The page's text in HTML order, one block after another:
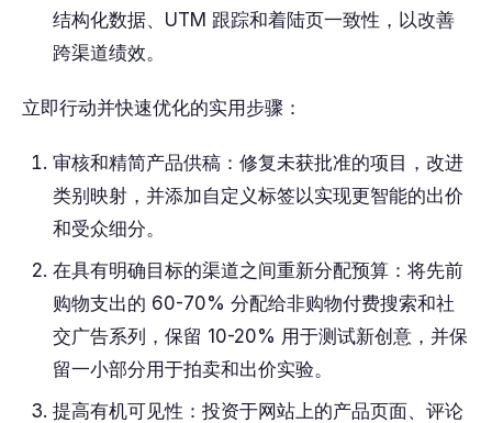
结构化数据、UTM 跟踪和着陆页一致性，以改善
跨渠道绩效。
立即行动并快速优化的实用步骤：
审核和精简产品供稿：修复未获批准的项目，改进
类别映射，并添加自定义标签以实现更智能的出价
和受众细分。
在具有明确目标的渠道之间重新分配预算：将先前
购物支出的 60-70% 分配给非购物付费搜索和社
交广告系列，保留 10-20% 用于测试新创意，并保
留一小部分用于拍卖和出价实验。
提高有机可见性：投资于网站上的产品页面、评论